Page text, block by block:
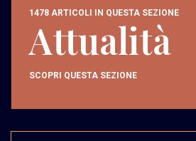
1478 ARTICOLI IN QUESTA SEZIONE
Attualità
SCOPRI QUESTA SEZIONE